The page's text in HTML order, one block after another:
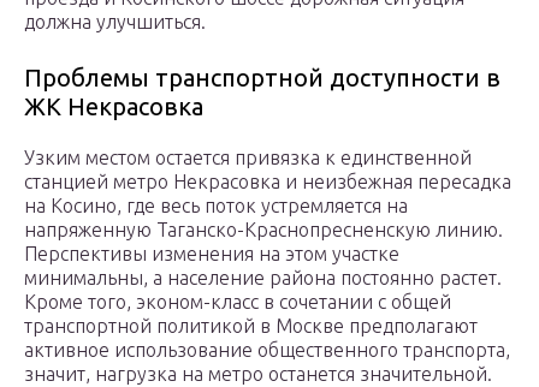
должна улучшиться.
Проблемы транспортной доступности в
ЖК Некрасовка
Узким местом остается привязка к единственной
станцией метро Некрасовка и неизбежная пересадка
на Косино, где весь поток устремляется на
напряженную Таганско-Краснопресненскую линию.
Перспективы изменения на этом участке
минимальны, а население района постоянно растет.
Кроме того, эконом-класс в сочетании с общей
транспортной политикой в Москве предполагают
активное использование общественного транспорта,
значит, нагрузка на метро останется значительной.